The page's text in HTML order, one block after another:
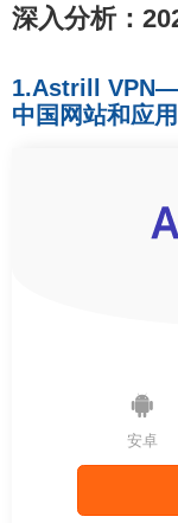
深入分析：
1.Astrill
中国网站和应
安卓